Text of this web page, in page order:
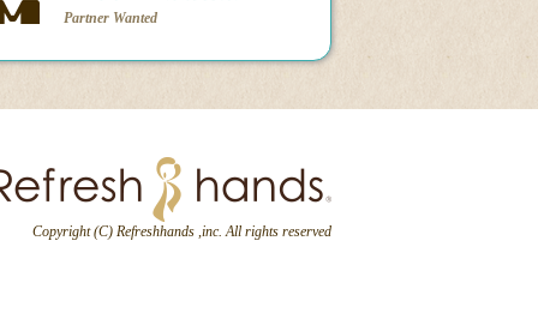
Partner Wanted
Copyright (C) Refreshhands ,inc. All rights reserved